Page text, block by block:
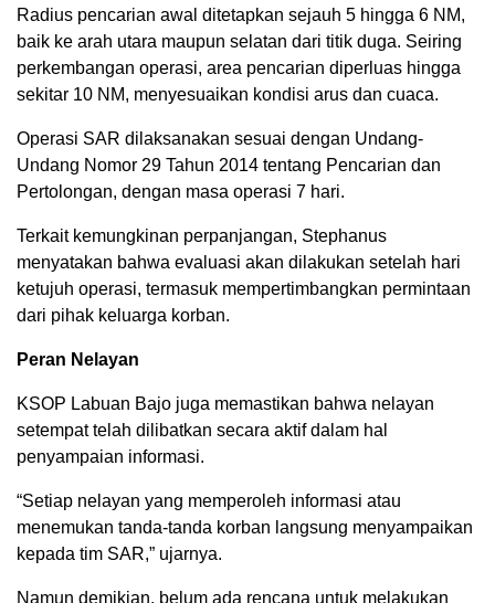
Radius pencarian awal ditetapkan sejauh 5 hingga 6 NM,
baik ke arah utara maupun selatan dari titik duga. Seiring
perkembangan operasi, area pencarian diperluas hingga
sekitar 10 NM, menyesuaikan kondisi arus dan cuaca.
Operasi SAR dilaksanakan sesuai dengan Undang-
Undang Nomor 29 Tahun 2014 tentang Pencarian dan
Pertolongan, dengan masa operasi 7 hari.
Terkait kemungkinan perpanjangan, Stephanus
menyatakan bahwa evaluasi akan dilakukan setelah hari
ketujuh operasi, termasuk mempertimbangkan permintaan
dari pihak keluarga korban.
Peran Nelayan
KSOP Labuan Bajo juga memastikan bahwa nelayan
setempat telah dilibatkan secara aktif dalam hal
penyampaian informasi.
“Setiap nelayan yang memperoleh informasi atau
menemukan tanda-tanda korban langsung menyampaikan
kepada tim SAR,” ujarnya.
Namun demikian, belum ada rencana untuk melakukan